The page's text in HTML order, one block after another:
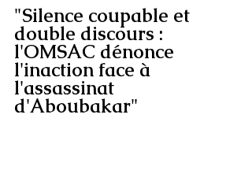
"Silence coupable et
double discours :
l'OMSAC dénonce
l'inaction face à
l'assassinat
d'Aboubakar"